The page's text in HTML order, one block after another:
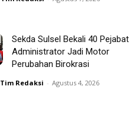
Sekda Sulsel Bekali 40 Pejabat
Administrator Jadi Motor
Perubahan Birokrasi
Tim Redaksi - Agustus 4, 2026